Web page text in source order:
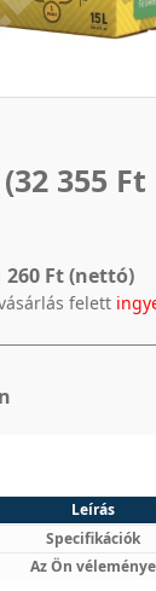
(32 355
260 Ft (nettó)
felett
Leírás
Specifikációk
Az Ön véleménye